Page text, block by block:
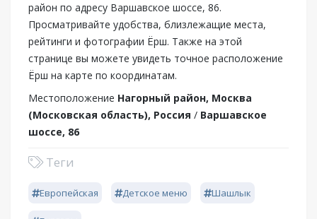
район по адресу Варшавское шоссе, 86.
Просматривайте удобства, близлежащие места,
рейтинги и фотографии Ёрш. Также на этой
странице вы можете увидеть точное расположение
Ёрш на карте по координатам.
Местоположение Нагорный район, Москва
(Московская область), Россия / Варшавское
шоссе, 86
Теги
Европейская Детское меню Шашлык